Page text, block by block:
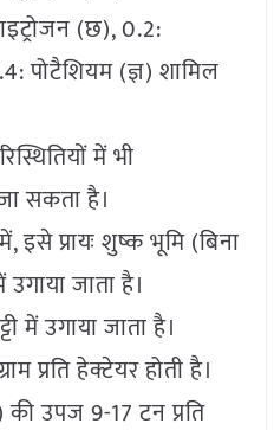
(छ), 0.2:
पोटैशियम (ज्ञ) शामिल
में भी
सकता है।
इसे प्रायः शुष्क भूमि (बिना
जाता है।
में उगाया जाता है।
प्रति हेक्टेयर होती है।
की उपज 9-17 टन प्रति